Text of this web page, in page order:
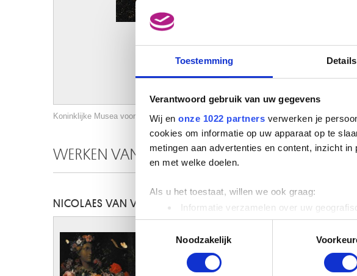
Toestemming Details
Verantwoord gebruik van uw gegevens
Wij en onze 1022 partners verwerken je
cookies om informatie op uw apparaat op te
metingen aan advertenties en content, inzicht
en met welke doelen.
Als u het toestaat, willen we ook graag:
Informatie verzamelen over uw
Uw apparaat identificeren door het
Lees meer over hoe uw persoonlijke gegevens
Noodzakelijk
Koninklijke Musea voor Schone Kunsten van België, Brussel / foto : Guy Cussac,
WERKEN VAN DEZELFDE KUNSTENAAR
NICOLAES VAN VEERENDAEL